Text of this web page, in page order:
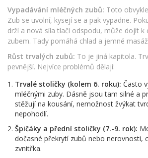
Vypadávání mléčných zubů: Toto
Zub se uvolní, kysejí se a pak vypadne.
drží a nová síla tlačí odspodu, může dojít k
zubem. Tady pomáhá chlad a jemné
Růst trvalých zubů: To je jiná kapitola.
pevnější. Nejvíce problémů dělají:
Trvalé stoličky (kolem 6. roku): Často
mléčnými zuby. Dásně jsou tam silné a
stěžují na kousání, nemožnost žvýkat
nepohodlí.
Špičáky a přední stoličky (7.-9. rok):
dočasné překrytí zubů nebo nerovnosti,
zvnitřka.